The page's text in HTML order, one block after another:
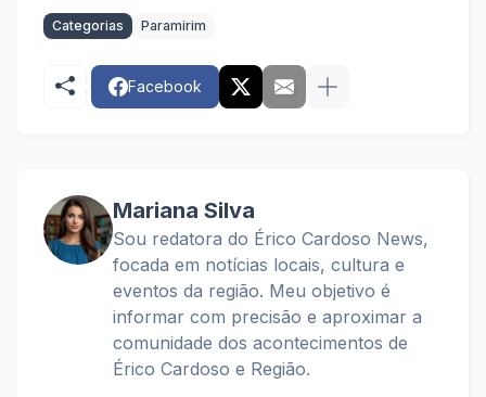
Categorias Paramirim
Facebook
Mariana Silva
Sou redatora do Érico Cardoso News,
focada em notícias locais, cultura e
eventos da região. Meu objetivo é
informar com precisão e aproximar a
comunidade dos acontecimentos de
Érico Cardoso e Região.